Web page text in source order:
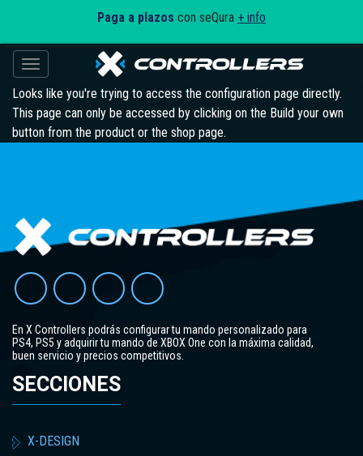
Paga a plazos con seQura + info
Toggle navigation
Looks like you're trying to access the configuration page directly.
This page can only be accessed by clicking on the Build your own
button from the product or the shop page.
En X Controllers podrás configurar tu mando personalizado para
PS4, PS5 y adquirir tu mando de XBOX One con la máxima calidad,
buen servicio y precios competitivos.
SECCIONES
X-DESIGN